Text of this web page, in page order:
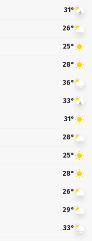
31°
26°
25°
28°
36°
33°
31°
28°
25°
28°
26°
29°
33°